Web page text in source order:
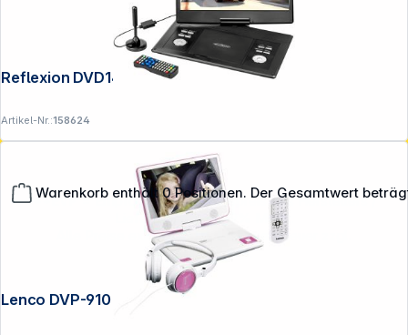
Warenkorb enthält 0 Positionen. Der Gesamtwert
Reflexion DVD1424
Artikel-Nr.:158624
**EVP = Empfohlener Verkaufspreis des Herstellers /
Lieferanten zzgl. 19% Mwst.
Alle Preise exkl. gesetzl. Mehrwertsteuer zzgl.
Versandkosten.